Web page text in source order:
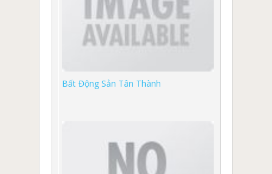
Bất Động Sản Tân Thành